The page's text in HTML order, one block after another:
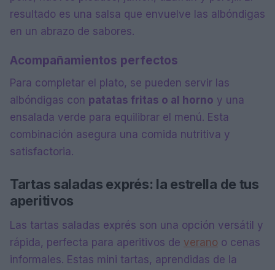
resultado es una salsa que envuelve las albóndigas
en un abrazo de sabores.
Acompañamientos perfectos
Para completar el plato, se pueden servir las
albóndigas con patatas fritas o al horno y una
ensalada verde para equilibrar el menú. Esta
combinación asegura una comida nutritiva y
satisfactoria.
Tartas saladas exprés: la estrella de tus
aperitivos
Las tartas saladas exprés son una opción versátil y
rápida, perfecta para aperitivos de verano o cenas
informales. Estas mini tartas, aprendidas de la